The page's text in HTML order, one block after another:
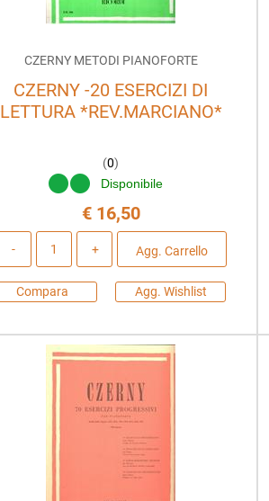
CZERNY METODI PIANOFORTE
CZERNY -20 ESERCIZI DI
LETTURA *REV.MARCIANO*
(0)
Disponibile
€ 16,50
Agg. Carrello
Compara Agg. Wishlist